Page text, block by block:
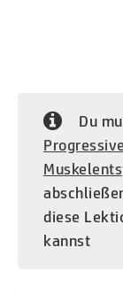
Du
Progressive
diese
kannst